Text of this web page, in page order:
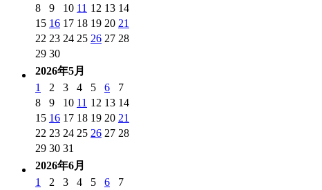
8
9 10 11 12 13 14
15 16 17 18 19 20 21
22 23 24 25 26 27 28
29 30
2026年5月
1
2 3 4 5 6
7
8
9 10 11 12 13 14
15 16 17 18 19 20 21
22 23 24 25 26 27 28
29 30 31
2026年6月
1
2 3 4 5 6
7